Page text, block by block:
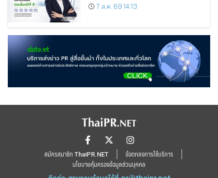
7 ส.ค. 69 14:13
สมัครสมาชิก ThaiPR.NET
ข้อตกลงการใช้บริการ
นโยบายคุ้มครองข้อมูลส่วนบุคคล